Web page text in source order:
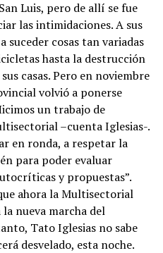
Luis, pero de allí se fue
las intimidaciones. A sus
suceder cosas tan variadas
hasta la destrucción
casas. Pero en noviembre
volvió a ponerse
un trabajo de
–cuenta Iglesias-.
en ronda, a respetar la
para poder evaluar
y propuestas”.
ahora la Multisectorial
nueva marcha del
Tato Iglesias no sabe
desvelado, esta noche.